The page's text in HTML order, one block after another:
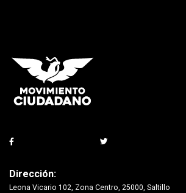
Dirección:
Leona Vicario 102, Zona Centro, 25000, Saltillo